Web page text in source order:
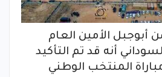
أبوجبل الأمين العام
أنه قد تم التأكيد
المنتخب الوطني